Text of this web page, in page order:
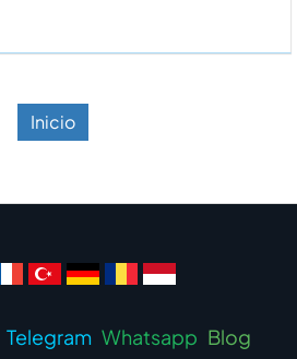
Inicio
Telegram Whatsapp Blog